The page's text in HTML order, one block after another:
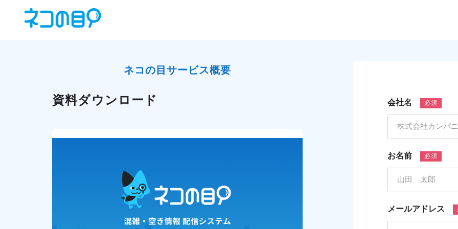
ネコの目サービス概要
資料ダウンロード 会社名 必須
お名前 必須
メールアドレス